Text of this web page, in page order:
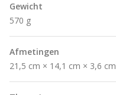
Gewicht
570 g
Afmetingen
21,5 cm × 14,1 cm × 3,6 cm